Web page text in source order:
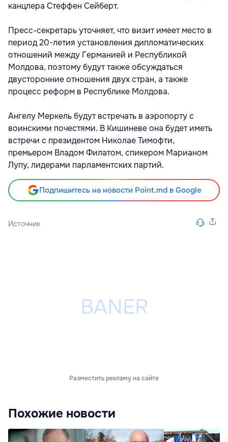
канцлера Стеффен Сейберт.
Пресс-секретарь уточняет, что визит имеет место в
период 20-летия установления дипломатических
отношений между Германией и Республикой
Молдова, поэтому будут также обсуждаться
двусторонние отношения двух стран, а также
процесс реформ в Республике Молдова.
Ангелу Меркель будут встречать в аэропорту с
воинскими почестями. В Кишиневе она будет иметь
встречи с президентом Николае Тимофти,
премьером Владом Филатом, спикером Марианом
Лупу, лидерами парламентских партий.
Подпишитесь на новости Point.md в Google
Источник
Разместить рекламу на сайте
Похожие новости